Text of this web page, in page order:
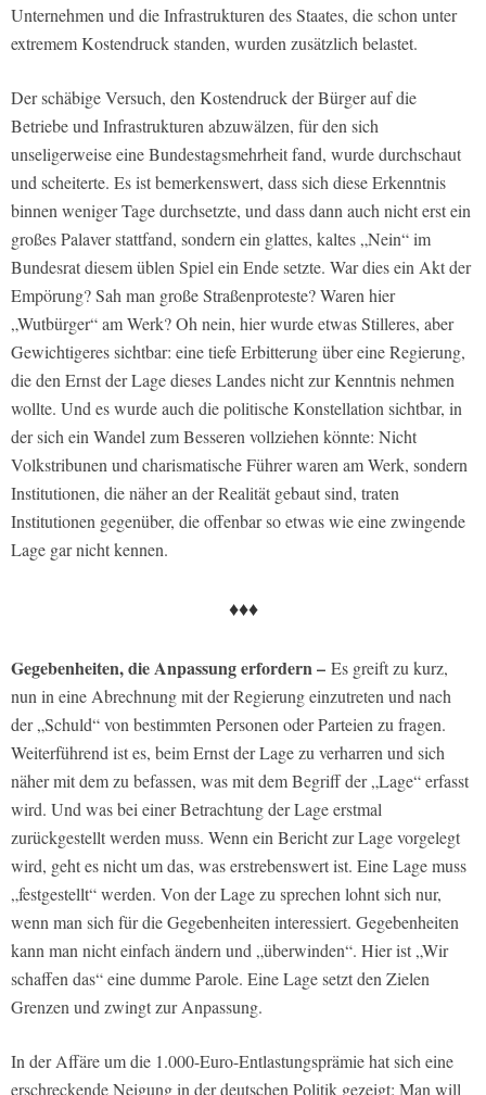
Unternehmen und die Infrastrukturen des Staates, die schon unter
extremem Kostendruck standen, wurden zusätzlich belastet.
Der schäbige Versuch, den Kostendruck der Bürger auf die
Betriebe und Infrastrukturen abzuwälzen, für den sich
unseligerweise eine Bundestagsmehrheit fand, wurde durchschaut
und scheiterte. Es ist bemerkenswert, dass sich diese Erkenntnis
binnen weniger Tage durchsetzte, und dass dann auch nicht erst ein
großes Palaver stattfand, sondern ein glattes, kaltes „Nein“ im
Bundesrat diesem üblen Spiel ein Ende setzte. War dies ein Akt der
Empörung? Sah man große Straßenproteste? Waren hier
„Wutbürger“ am Werk? Oh nein, hier wurde etwas Stilleres, aber
Gewichtigeres sichtbar: eine tiefe Erbitterung über eine Regierung,
die den Ernst der Lage dieses Landes nicht zur Kenntnis nehmen
wollte. Und es wurde auch die politische Konstellation sichtbar, in
der sich ein Wandel zum Besseren vollziehen könnte: Nicht
Volkstribunen und charismatische Führer waren am Werk, sondern
Institutionen, die näher an der Realität gebaut sind, traten
Institutionen gegenüber, die offenbar so etwas wie eine zwingende
Lage gar nicht kennen.
♦♦♦
Gegebenheiten, die Anpassung erfordern – Es greift zu kurz,
nun in eine Abrechnung mit der Regierung einzutreten und nach
der „Schuld“ von bestimmten Personen oder Parteien zu fragen.
Weiterführend ist es, beim Ernst der Lage zu verharren und sich
näher mit dem zu befassen, was mit dem Begriff der „Lage“ erfasst
wird. Und was bei einer Betrachtung der Lage erstmal
zurückgestellt werden muss. Wenn ein Bericht zur Lage vorgelegt
wird, geht es nicht um das, was erstrebenswert ist. Eine Lage muss
„festgestellt“ werden. Von der Lage zu sprechen lohnt sich nur,
wenn man sich für die Gegebenheiten interessiert. Gegebenheiten
kann man nicht einfach ändern und „überwinden“. Hier ist „Wir
schaffen das“ eine dumme Parole. Eine Lage setzt den Zielen
Grenzen und zwingt zur Anpassung.
In der Affäre um die 1.000-Euro-Entlastungsprämie hat sich eine
erschreckende Neigung in der deutschen Politik gezeigt: Man will